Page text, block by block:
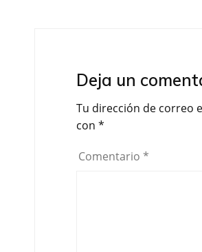
Deja un
Tu dirección de correo
con *
Comentario *